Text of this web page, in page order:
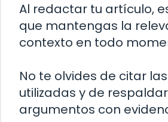
Al redactar tu artículo,
que mantengas la
contexto en todo
No te olvides de citar
utilizadas y de
argumentos con